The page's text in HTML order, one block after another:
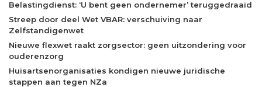
Belastingdienst: ‘U bent geen ondernemer’ teruggedraaid
Streep door deel Wet VBAR: verschuiving naar
Zelfstandigenwet
Nieuwe flexwet raakt zorgsector: geen uitzondering voor
ouderenzorg
Huisartsenorganisaties kondigen nieuwe juridische
stappen aan tegen NZa